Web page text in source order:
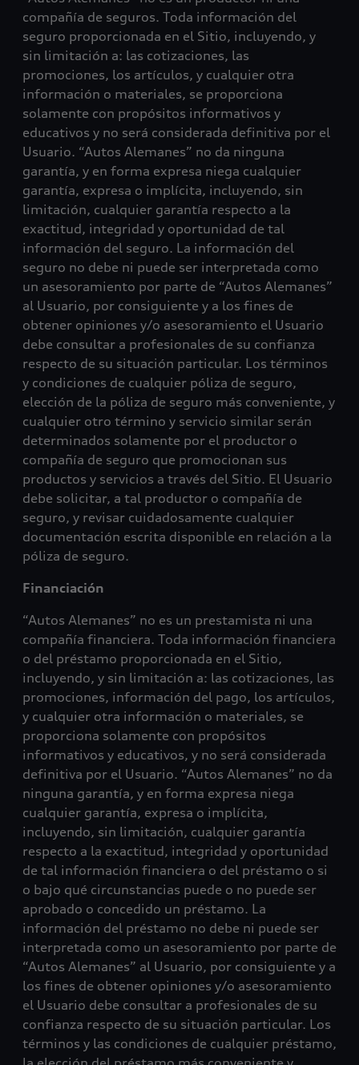
compañía de seguros. Toda información del
seguro proporcionada en el Sitio, incluyendo, y
sin limitación a: las cotizaciones, las
promociones, los artículos, y cualquier otra
información o materiales, se proporciona
solamente con propósitos informativos y
educativos y no será considerada definitiva por el
Usuario. “Autos Alemanes” no da ninguna
garantía, y en forma expresa niega cualquier
garantía, expresa o implícita, incluyendo, sin
limitación, cualquier garantía respecto a la
exactitud, integridad y oportunidad de tal
información del seguro. La información del
seguro no debe ni puede ser interpretada como
un asesoramiento por parte de “Autos Alemanes”
al Usuario, por consiguiente y a los fines de
obtener opiniones y/o asesoramiento el Usuario
debe consultar a profesionales de su confianza
respecto de su situación particular. Los términos
y condiciones de cualquier póliza de seguro,
elección de la póliza de seguro más conveniente, y
cualquier otro término y servicio similar serán
determinados solamente por el productor o
compañía de seguro que promocionan sus
productos y servicios a través del Sitio. El Usuario
debe solicitar, a tal productor o compañía de
seguro, y revisar cuidadosamente cualquier
documentación escrita disponible en relación a la
póliza de seguro.
Financiación
“Autos Alemanes” no es un prestamista ni una
compañía financiera. Toda información financiera
o del préstamo proporcionada en el Sitio,
incluyendo, y sin limitación a: las cotizaciones, las
promociones, información del pago, los artículos,
y cualquier otra información o materiales, se
proporciona solamente con propósitos
informativos y educativos, y no será considerada
definitiva por el Usuario. “Autos Alemanes” no da
ninguna garantía, y en forma expresa niega
cualquier garantía, expresa o implícita,
incluyendo, sin limitación, cualquier garantía
respecto a la exactitud, integridad y oportunidad
de tal información financiera o del préstamo o si
o bajo qué circunstancias puede o no puede ser
aprobado o concedido un préstamo. La
información del préstamo no debe ni puede ser
interpretada como un asesoramiento por parte de
“Autos Alemanes” al Usuario, por consiguiente y a
los fines de obtener opiniones y/o asesoramiento
el Usuario debe consultar a profesionales de su
confianza respecto de su situación particular. Los
términos y las condiciones de cualquier préstamo,